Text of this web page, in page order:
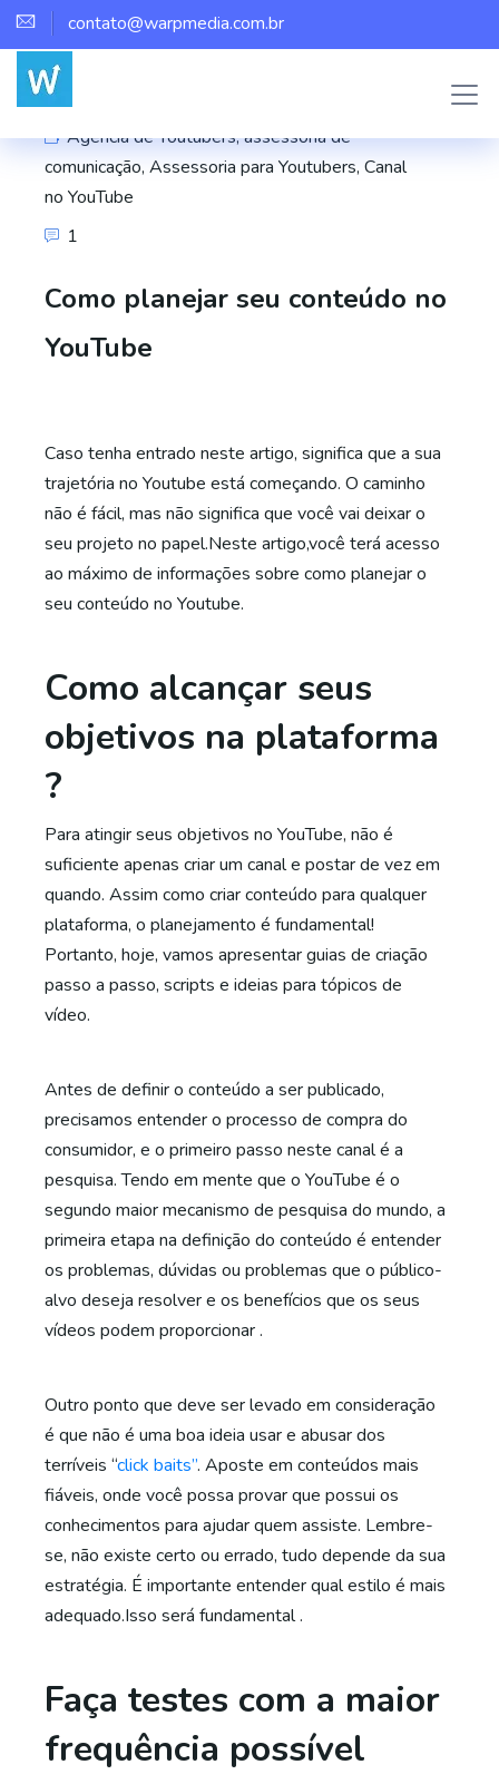
contato@warpmedia.com.br
Agência de Youtubers,assessoria de
comunicação, Assessoria para Youtubers, Canal
no YouTube
1
Como planejar seu conteúdo no
YouTube
Caso tenha entrado neste artigo, significa que a sua
trajetória no Youtube está começando. O caminho
não é fácil, mas não significa que você vai deixar o
seu projeto no papel.Neste artigo,você terá acesso
ao máximo de informações sobre como planejar o
seu conteúdo no Youtube.
Como alcançar seus
objetivos na plataforma
?
Para atingir seus objetivos no YouTube, não é
suficiente apenas criar um canal e postar de vez em
quando. Assim como criar conteúdo para qualquer
plataforma, o planejamento é fundamental!
Portanto, hoje, vamos apresentar guias de criação
passo a passo, scripts e ideias para tópicos de
vídeo.
Antes de definir o conteúdo a ser publicado,
precisamos entender o processo de compra do
consumidor, e o primeiro passo neste canal é a
pesquisa. Tendo em mente que o YouTube é o
segundo maior mecanismo de pesquisa do mundo, a
primeira etapa na definição do conteúdo é entender
os problemas, dúvidas ou problemas que o público-
alvo deseja resolver e os benefícios que os seus
vídeos podem proporcionar .
Outro ponto que deve ser levado em consideração
é que não é uma boa ideia usar e abusar dos
terríveis “click baits”. Aposte em conteúdos mais
fiáveis, onde você possa provar que possui os
conhecimentos para ajudar quem assiste. Lembre-
se, não existe certo ou errado, tudo depende da sua
estratégia. É importante entender qual estilo é mais
adequado.Isso será fundamental .
Faça testes com a maior
frequência possível